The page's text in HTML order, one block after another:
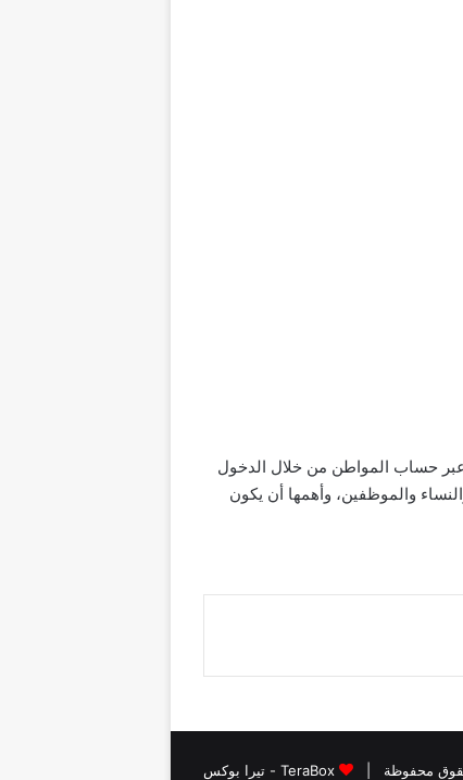
إلى طريقة تقديم الاعتراض عبر حساب المواطن من خلال الدخول
والموظفين، وأهمها أن يكون
TeraBox - تيرا بوكس